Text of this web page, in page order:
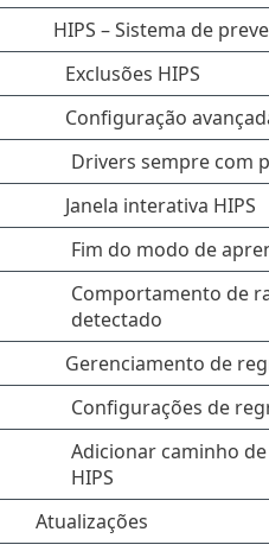
HIPS – Sistema de
Exclusões HIPS
Configuração
Drivers sempre com
Janela interativa HIPS
Fim do modo de
Comportamento de
detectado
Gerenciamento de
Configurações de
Adicionar caminho
HIPS
Atualizações